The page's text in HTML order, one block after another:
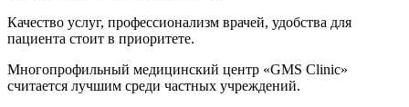
Качество услуг, профессионализм врачей, удобства для
пациента стоит в приоритете.
Многопрофильный медицинский центр «GMS Clinic»
считается лучшим среди частных учреждений.